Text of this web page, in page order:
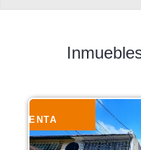
VENTA